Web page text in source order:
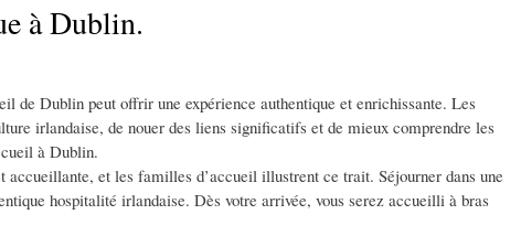
à Dublin.
de Dublin peut offrir une expérience authentique et enrichissante. Les
irlandaise, de nouer des liens significatifs et de mieux comprendre les
à Dublin.
et les familles d’accueil illustrent ce trait. Séjourner dans une
hospitalité irlandaise. Dès votre arrivée, vous serez accueilli à bras